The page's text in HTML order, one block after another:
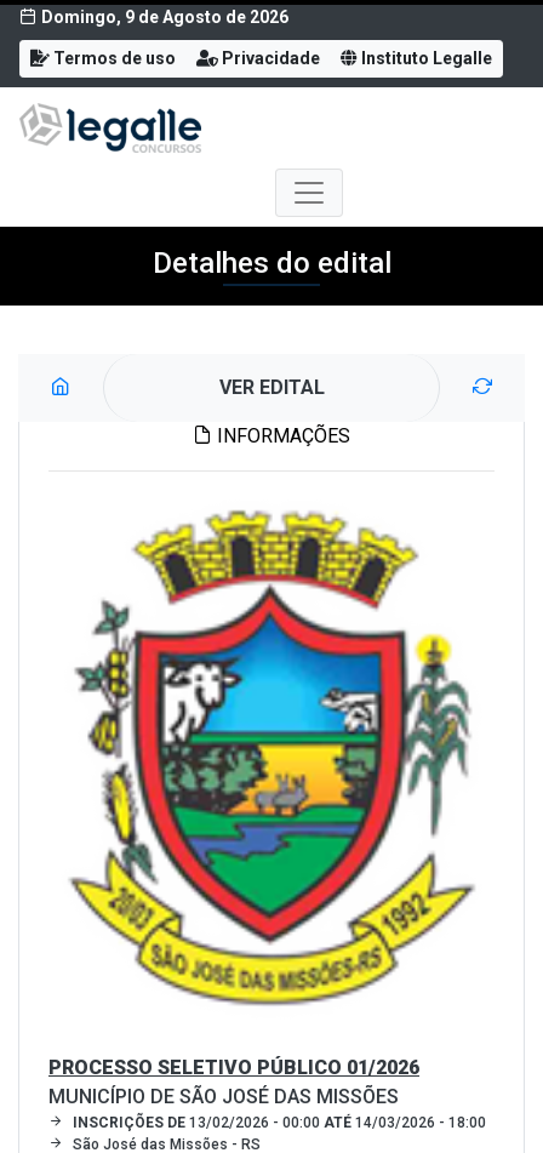
Domingo, 9 de Agosto de 2026
Termos de uso Privacidade Instituto Legalle
Detalhes do edital
VER EDITAL
INFORMAÇÕES
PROCESSO SELETIVO PÚBLICO 01/2026
MUNICÍPIO DE SÃO JOSÉ DAS MISSÕES
INSCRIÇÕES DE 13/02/2026 - 00:00 ATÉ 14/03/2026 - 18:00
São José das Missões - RS